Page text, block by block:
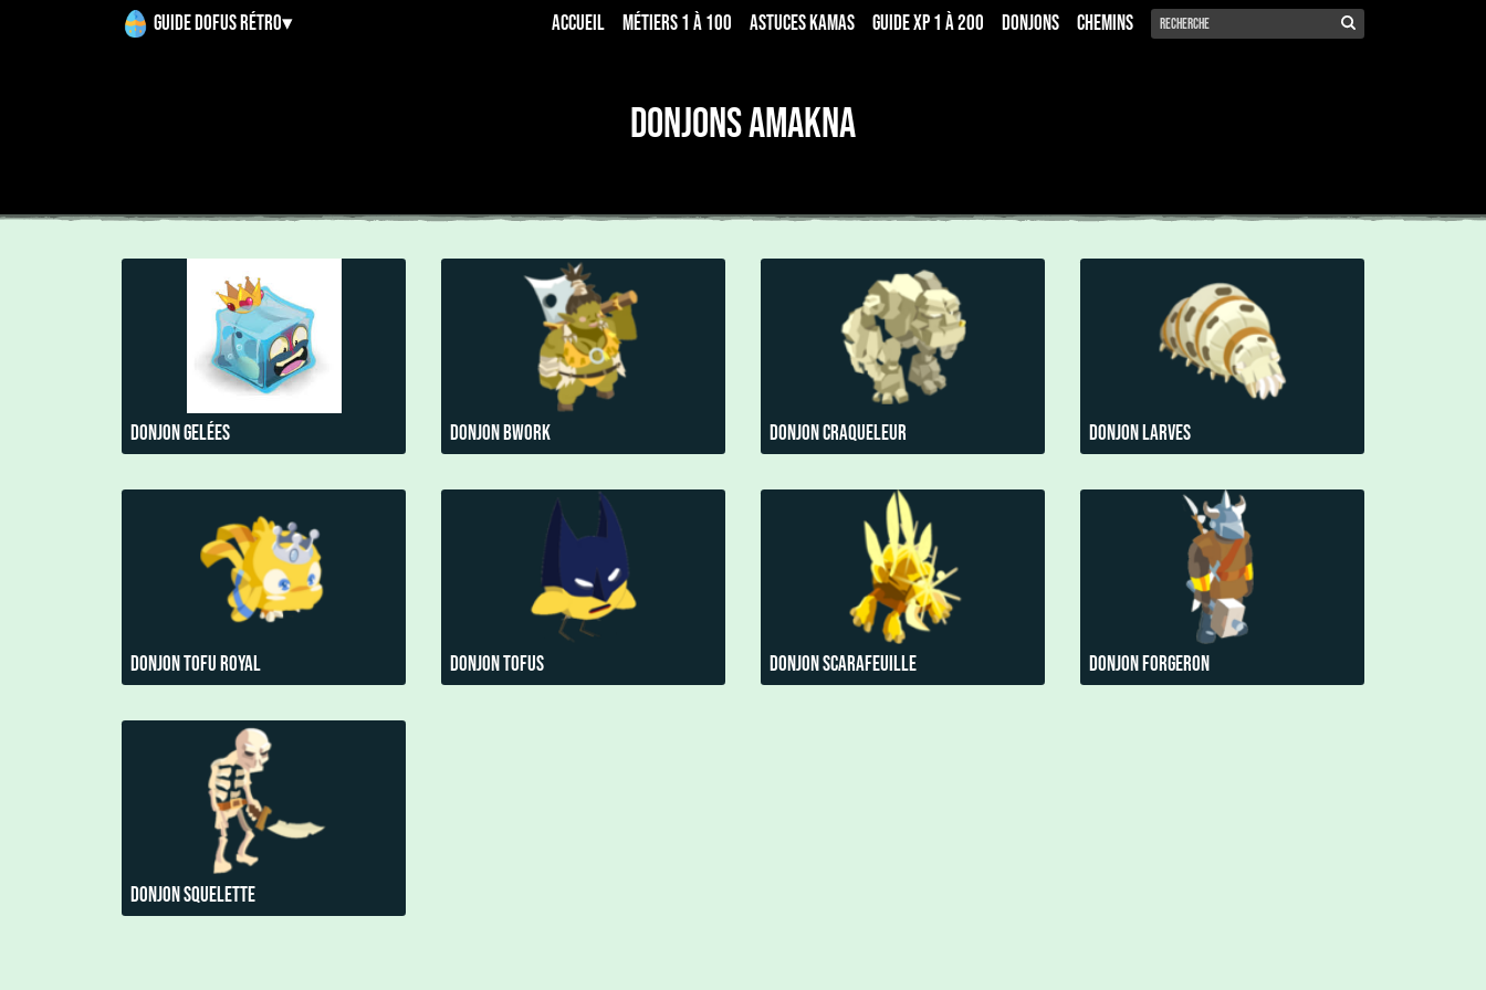
Guide Dofus Rétro▾ Accueil Métiers 1 à 100 Astuces Kamas Guide xp 1 à 200 Donjons Chemins
Donjons Amakna
Donjon Gelées Donjon Bwork Donjon Craqueleur Donjon Larves
Donjon Tofu Royal Donjon Tofus Donjon Scarafeuille Donjon Forgeron
Donjon Squelette